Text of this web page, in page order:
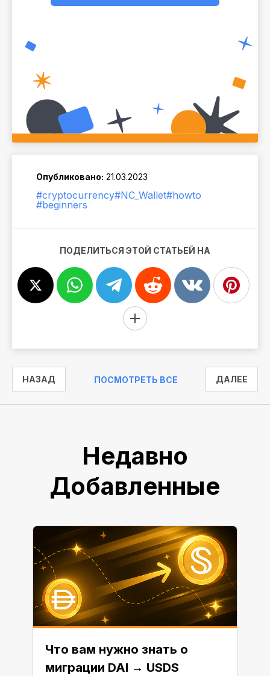
Опубликовано: 21.03.2023
#cryptocurrency#NC_Wallet#howto
#beginners
ПОДЕЛИТЬСЯ ЭТОЙ СТАТЬЕЙ НА
НАЗАД ПОСМОТРЕТЬ ВСЕ ДАЛЕЕ
Недавно
Добавленные
Что вам нужно знать о
миграции DAI → USDS